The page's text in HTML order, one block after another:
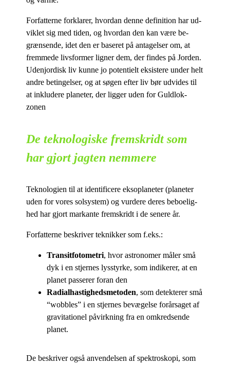
For­fat­ter­ne for­kla­rer, hvor­dan den­ne de­fi­ni­tion har ud­
vik­let sig med ti­den, og hvor­dan den kan være be­
græn­sen­de, idet den er ba­se­ret på an­ta­gel­ser om, at
frem­me­de livs­for­mer lig­ner dem, der fin­des på Jor­den.
Udenjor­disk liv kun­ne jo po­ten­ti­elt ek­si­ste­re un­der helt
an­dre be­tin­gel­ser, og at sø­gen ef­ter liv bør ud­vi­des til
at in­klu­de­re pla­ne­ter, der lig­ger uden for Guldlok-
zonen
De teknologiske fremskridt som
har gjort jagten nemmere
Tek­no­lo­gi­en til at iden­ti­fi­ce­re eks­o­pla­ne­ter (pla­ne­ter
uden for vo­res sol­sy­stem) og vur­de­re de­res be­bo­e­lig­
hed har gjort mar­kan­te frem­skridt i de se­ne­re år.
For­fat­ter­ne be­skri­ver tek­nik­ker som f.eks.:
Tran­sit­fo­to­me­tri, hvor astro­no­mer må­ler små
dyk i en stjer­nes lys­styr­ke, som in­di­ke­rer, at en
pla­net pas­se­rer for­an den
Ra­di­al­ha­stig­heds­me­to­den, som de­tek­te­rer små
“wobb­les” i en stjer­nes be­væ­gel­se for­år­sa­get af
gravi­ta­tio­nel på­virk­ning fra en om­kred­sen­de
planet.
De be­skri­ver også an­ven­del­sen af spek­trosko­pi, som